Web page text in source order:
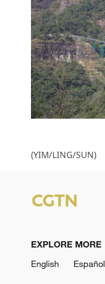
(YIM/LING/SUN)
EXPLORE MORE
English
Español